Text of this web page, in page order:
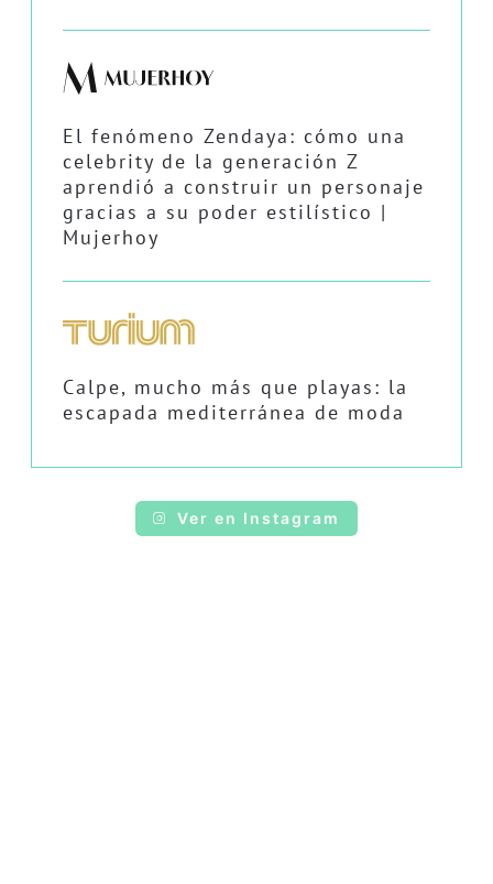
El fenómeno Zendaya: cómo una
celebrity de la generación Z
aprendió a construir un personaje
gracias a su poder estilístico |
Mujerhoy
Calpe, mucho más que playas: la
escapada mediterránea de moda
Ver en Instagram